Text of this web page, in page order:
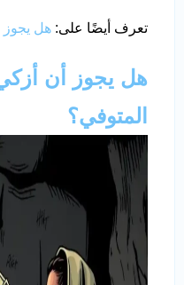
تعرف أيضًا على: هل
هل يجوز أن
المتوفي؟